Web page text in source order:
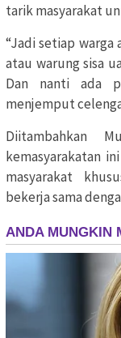
tarik masyarakat
“Jadi setiap
atau warung sisa
Dan nanti ada
menjemput
Diitambahkan
kemasyarakatan
masyarakat
bekerja sama